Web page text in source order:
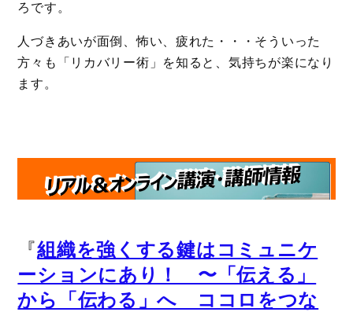
ろです。
人づきあいが面倒、怖い、疲れた・・・そういった
方々も「リカバリー術」を知ると、気持ちが楽になり
ます。
『組織を強くする鍵はコミュニケ
ーションにあり！ 〜「伝える」
から「伝わる」へ ココロをつな